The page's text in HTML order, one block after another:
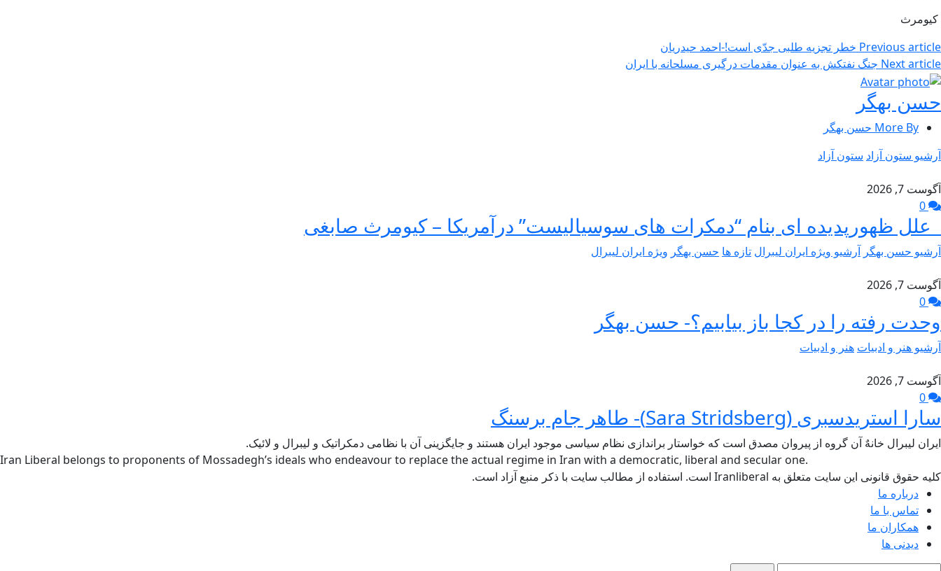
کیومرث
Previous article خطر تجزیه طلبی جدّی است!-احمد حیدریان
Next article جنگ نفتکش‌‌ به عنوان مقدمات درگیری مسلحانه با ایران
حسن بهگر
More By حسن بهگر
آرشیو ستون آزاد ستون آزاد
آگوست 7, 2026
علل ظهورپدیده ای بنام “دمکرات های سوسیالیست” درآمریکا – کیومرث صابغی
آرشیو حسن بهگر آرشیو ویژه ایران لیبرال تازه ها حسن بهگر ویژه ایران لیبرال
آگوست 7, 2026
وحدت رفته را در کجا باز بیابیم؟- حسن بهگر
آرشیو هنر و ادبیات هنر و ادبیات
آگوست 7, 2026
سارا استریدسبری (Sara Stridsberg)- طاهر جام برسنگ
ایران لیبرال خانهٌ آن گروه از پیروان مصدق است که خواستار براندازی نظام سیاسی موجود ایران هستند و جایگزینی آن با نظامی دمکراتیک و لیبرال و لائیک.
Iran Liberal belongs to proponents of Mossadegh’s ideals who endeavour to replace the actual regime in Iran with a democratic, liberal and secular one.
کلیه حقوق قانونی این سایت متعلق به Iranliberal است. استفاده از مطالب سایت با ذکر منبع آزاد است.
درباره ما
تماس با ما
همکاران ما
دیدنی ها